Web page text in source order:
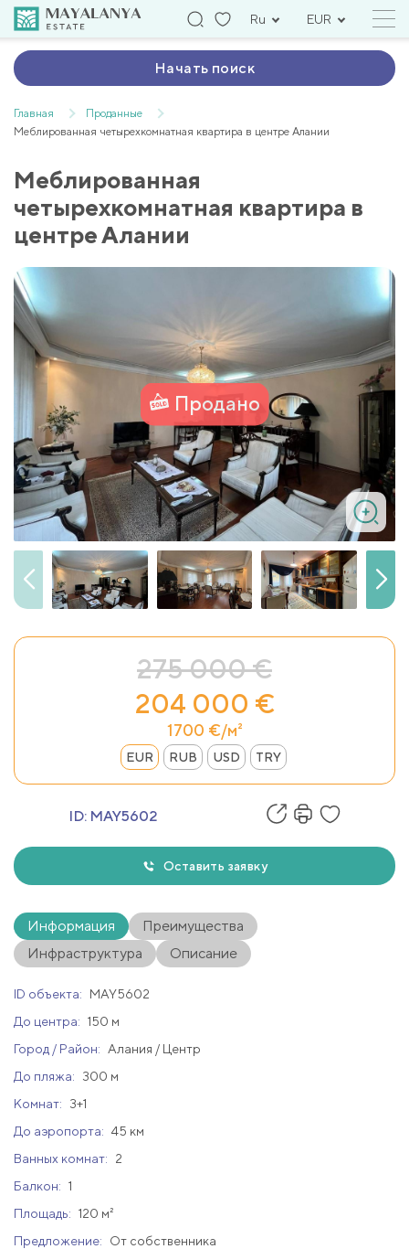
Ru EUR
Начать поиск
Главная
Проданные
Меблированная четырехкомнатная квартира в центре Алании
Меблированная
четырехкомнатная квартира в
центре Алании
Продано
275 000 €
204 000 €
1700 €/м²
EUR RUB USD TRY
ID: MAY5602
Оставить заявку
Информация
Преимущества
Инфраструктура
Описание
ID объекта:
MAY5602
До центра: 150 м
Город / Район:
Алания / Центр
До пляжа:
300 м
Комнат:
3+1
До аэропорта: 45 км
Ванных комнат:
2
Балкон: 1
Площадь: 120 м²
Предложение:
От собственника